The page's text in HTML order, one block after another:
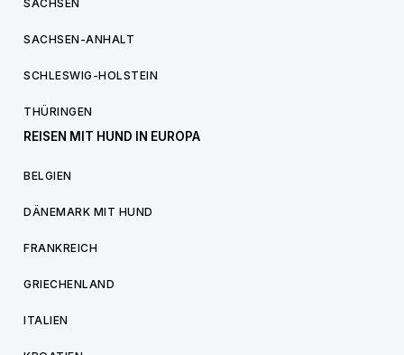
SACHSEN
SACHSEN-ANHALT
SCHLESWIG-HOLSTEIN
THÜRINGEN
REISEN MIT HUND IN EUROPA
BELGIEN
DÄNEMARK MIT HUND
FRANKREICH
GRIECHENLAND
ITALIEN